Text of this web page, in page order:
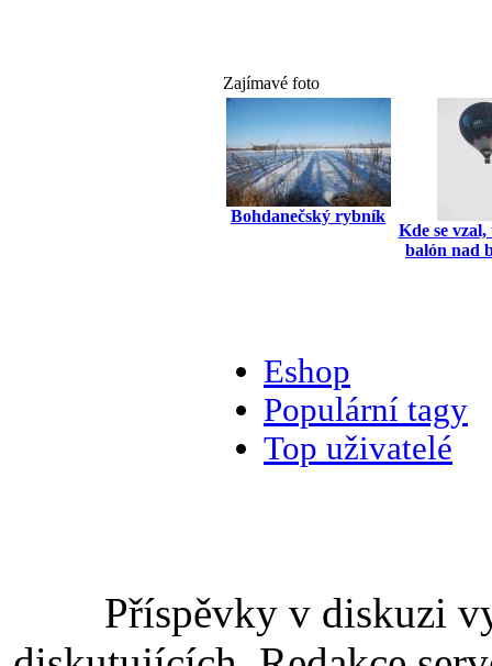
Zajímavé foto
Bohdanečský rybník
Kde se vzal,
balón nad
Eshop
Populární tagy
Top uživatelé
Příspěvky v diskuzi